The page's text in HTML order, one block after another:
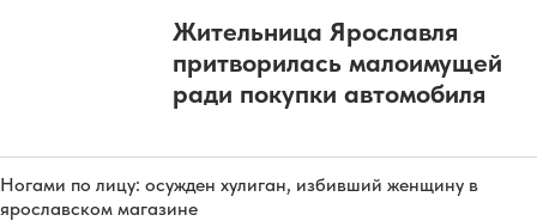
Жительница Ярославля
притворилась малоимущей
ради покупки автомобиля
Ногами по лицу: осужден хулиган, избивший женщину в
ярославском магазине